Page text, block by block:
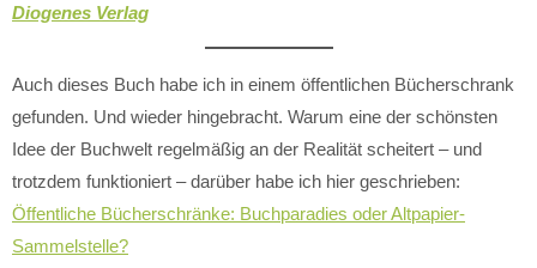
Diogenes Verlag
Auch dieses Buch habe ich in einem öffentlichen Bücherschrank
gefunden. Und wieder hingebracht. Warum eine der schönsten
Idee der Buchwelt regelmäßig an der Realität scheitert – und
trotzdem funktioniert – darüber habe ich hier geschrieben:
Öffentliche Bücherschränke: Buchparadies oder Altpapier-
Sammelstelle?